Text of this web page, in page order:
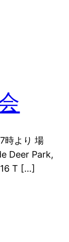
時より 場
Deer Park,
T […]